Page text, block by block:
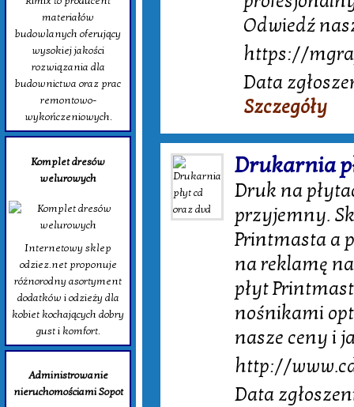
materiałów
budowlanych oferujący
wysokiej jakości
rozwiązania dla
budownictwa oraz prac
remontowo-
wykończeniowych.
Komplet dresów
welurowych
Internetowy sklep
odziez.net proponuje
różnorodny asortyment
dodatków i odzieży dla
kobiet kochających dobry
gust i komfort.
Administrowanie
nieruchomościami Sopot
Odwiedź
https://
Data
Szczegóły
Drukarnia
Druk na
przyjemny.
Printmasta a
na reklamę
płyt
nośnikami
nasze ceny i
http://
Data